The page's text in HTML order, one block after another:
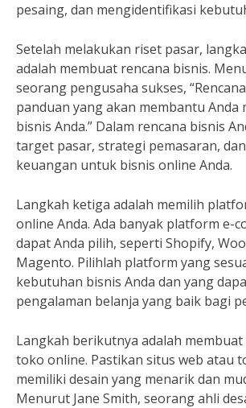
pesaing, dan mengidentifikasi
Setelah melakukan riset pasar,
adalah membuat rencana bisnis.
seorang pengusaha sukses,
panduan yang akan membantu Anda
bisnis Anda.” Dalam rencana bisnis
target pasar, strategi pemasaran,
keuangan untuk bisnis online Anda.
Langkah ketiga adalah memilih
online Anda. Ada banyak platform e-
dapat Anda pilih, seperti Shopify,
Magento. Pilihlah platform yang
kebutuhan bisnis Anda dan yang
pengalaman belanja yang baik bagi
Langkah berikutnya adalah
toko online. Pastikan situs web atau
memiliki desain yang menarik dan
Menurut Jane Smith, seorang ahli